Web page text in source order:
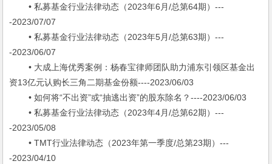
• 私募基金行业法律动态（2023年6月/总第64期）---
-2023/07/07
• 私募基金行业法律动态（2023年5月/总第63期）---
-2023/06/07
• 大成上海优秀案例：杨春宝律师团队助力浦东引领区基金出
资13亿元认购长三角二期基金份额----2023/06/03
• 如何将“不出资”或“抽逃出资”的股东除名？----2023/06/03
• 私募基金行业法律动态（2023年4月/总第62期）---
-2023/05/08
• TMT行业法律动态（2023年第一季度/总第23期）---
-2023/04/10